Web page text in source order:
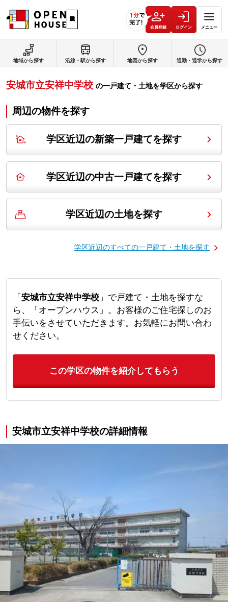
会員登録 ログイン メニュー
地域から探す 沿線・駅から探す 地図から探す 通勤・通学から探す
安城市立安祥中学校 の一戸建て・土地を学区から探す
周辺の物件を探す
学区近辺の新築一戸建てを探す
学区近辺の中古一戸建てを探す
学区近辺の土地を探す
学区近辺のすべての一戸建て・土地を探す
「 安城市立安祥中学校」で戸建て・土地を探すな
ら、「オープンハウス」。お客様のご住宅探しのお
手伝いをさせていただきます。お気軽にお問い合わ
せください。
この学区の物件を紹介してもらう
安城市立安祥中学校の詳細情報